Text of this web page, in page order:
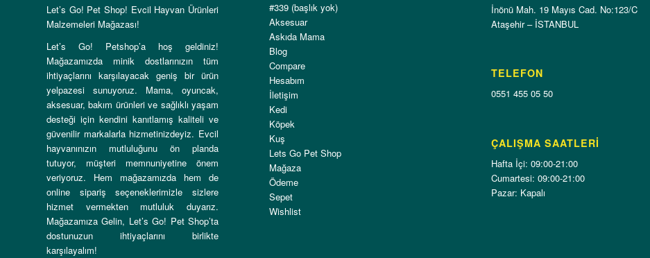
Let’s Go! Pet Shop! Evcil Hayvan Ürünleri
Malzemeleri Mağazası!
Let’s Go! Petshop’a hoş geldiniz!
Mağazamızda minik dostlarınızın tüm
ihtiyaçlarını karşılayacak geniş bir ürün
yelpazesi sunuyoruz. Mama, oyuncak,
aksesuar, bakım ürünleri ve sağlıklı yaşam
desteği için kendini kanıtlamış kaliteli ve
güvenilir markalarla hizmetinizdeyiz. Evcil
hayvanınızın mutluluğunu ön planda
tutuyor, müşteri memnuniyetine önem
veriyoruz. Hem mağazamızda hem de
online sipariş seçeneklerimizle sizlere
hizmet vermekten mutluluk duyarız.
Mağazamıza Gelin, Let’s Go! Pet Shop’ta
dostunuzun ihtiyaçlarını birlikte
karşılayalım!
#339 (başlık yok)
Aksesuar
Askıda Mama
Blog
Compare
Hesabım
İletişim
Kedi
Köpek
Kuş
Lets Go Pet Shop
Mağaza
Ödeme
Sepet
Wishlist
İnönü Mah. 19 Mayıs Cad. No:123/C
Ataşehir – İSTANBUL
TELEFON
0551 455 05 50
ÇALIŞMA SAATLERI
Hafta İçi: 09:00-21:00
Cumartesi: 09:00-21:00
Pazar: Kapalı